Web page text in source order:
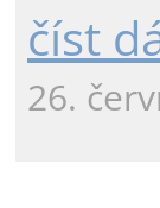
číst
26.